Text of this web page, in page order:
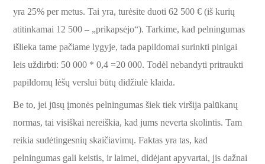
yra 25% per metus. Tai yra, turėsite duoti 62 500 € (iš kurių
atitinkamai 12 500 – „prikapsėjo“). Tarkime, kad pelningumas
išlieka tame pačiame lygyje, tada papildomai surinkti pinigai
leis uždirbti: 50 000 * 0,4 =20 000. Todėl nebandyti pritraukti
papildomų lėšų verslui būtų didžiulė klaida.
Be to, jei jūsų įmonės pelningumas šiek tiek viršija palūkanų
normas, tai visiškai nereiškia, kad jums neverta skolintis. Tam
reikia sudėtingesnių skaičiavimų. Faktas yra tas, kad
pelningumas gali keistis, ir laimei, didėjant apyvartai, jis dažnai